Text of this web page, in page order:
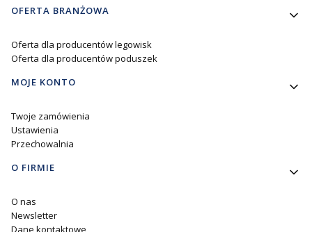
OFERTA BRANŻOWA
Oferta dla producentów legowisk
Oferta dla producentów poduszek
MOJE KONTO
Twoje zamówienia
Ustawienia
Przechowalnia
O FIRMIE
O nas
Newsletter
Dane kontaktowe